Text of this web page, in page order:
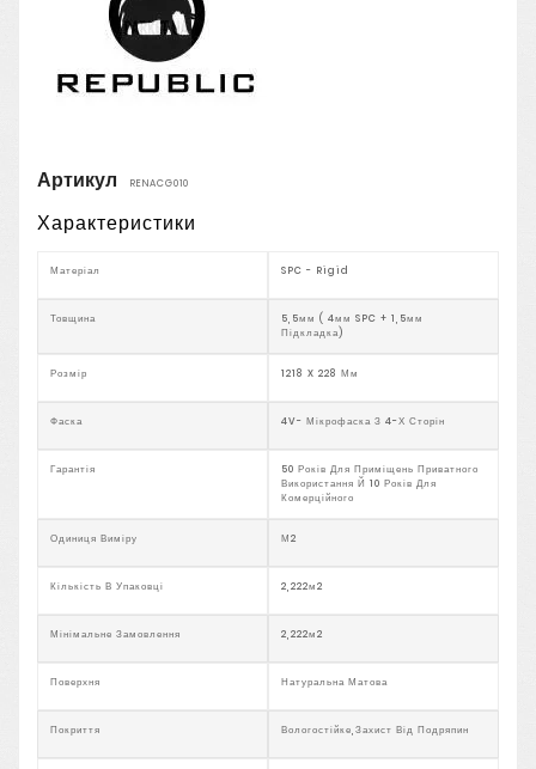
Артикул RENACG010
Характеристики
Матеріал SPC - Rigid
Товщина
5,5мм ( 4мм SPC + 1,5мм
Підкладка)
Розмір 1218 X 228 Мм
Фаска 4V- Мікрофаска З 4-Х Сторін
Гарантія
50 Років Для Приміщень Приватного
Використання Й 10 Років Для
Комерційного
Одиниця Виміру М2
Кількість В Упаковці 2,222м2
Мінімальне Замовлення 2,222м2
Поверхня Натуральна Матова
Покриття Вологостійке,захист Від Подряпин